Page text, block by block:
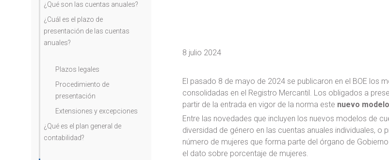
¿Qué son las cuentas anuales?
¿Cuál es el plazo de
presentación de las cuentas
anuales?
Plazos legales
Procedimiento de
presentación
Extensiones y excepciones
¿Qué es el plan general de
contabilidad?
8 julio 2024
El pasado 8 de mayo de 2024 se publicaron en el BOE los
consolidadas en el Registro Mercantil. Los obligados a
partir de la entrada en vigor de la norma este nuevo
Entre las novedades que incluyen los nuevos modelos de
diversidad de género en las cuentas anuales individuales,
número de mujeres que forma parte del órgano de
el dato sobre porcentaje de mujeres.